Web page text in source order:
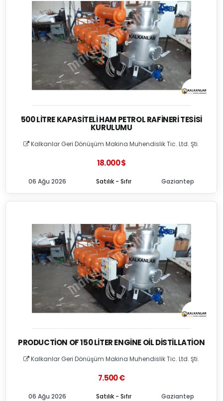
500 LITRE KAPASITELI HAM PETROL RAFINERI TESISI
KURULUMU
Kalkanlar Geri Dönüşüm Makina Muhendislik Tic. Ltd. Şti.
18.000 $
Satılık - Sıfır
06 Ağu 2026 Gaziantep
PRODUCTION OF 150 LITER ENGINE OIL DISTILLATION
Kalkanlar Geri Dönüşüm Makina Muhendislik Tic. Ltd. Şti.
7.500 €
Satılık - Sıfır
06 Ağu 2026 Gaziantep